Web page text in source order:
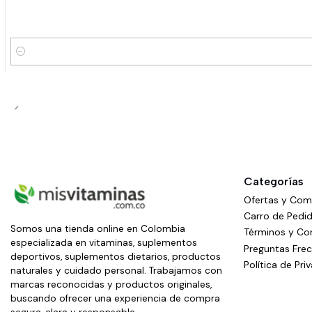
Cantidad
Somos una tienda online en Colombia
especializada en vitaminas, suplementos
deportivos, suplementos dietarios, productos
naturales y cuidado personal. Trabajamos con
marcas reconocidas y productos originales,
buscando ofrecer una experiencia de compra
Categorías
Ofertas y
Carro de
Términos y
Preguntas
Política de